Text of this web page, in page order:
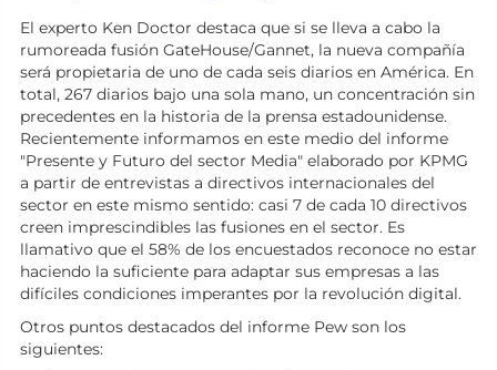
El experto Ken Doctor destaca que si se lleva a cabo la
rumoreada fusión GateHouse/Gannet, la nueva compañía
será propietaria de uno de cada seis diarios en América. En
total, 267 diarios bajo una sola mano, un concentración sin
precedentes en la historia de la prensa estadounidense.
Recientemente informamos en este medio del informe
"Presente y Futuro del sector Media" elaborado por KPMG
a partir de entrevistas a directivos internacionales del
sector en este mismo sentido: casi 7 de cada 10 directivos
creen imprescindibles las fusiones en el sector. Es
llamativo que el 58% de los encuestados reconoce no estar
haciendo la suficiente para adaptar sus empresas a las
difíciles condiciones imperantes por la revolución digital.
Otros puntos destacados del informe Pew son los
siguientes: